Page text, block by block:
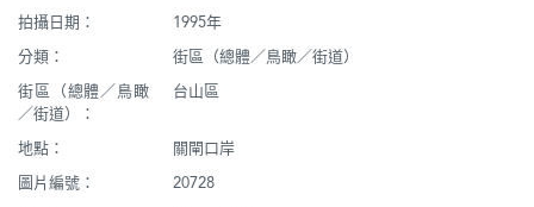
拍攝日期：
1995年
分類：
街區（總體／鳥瞰／街道）
街區（總體／鳥瞰
／街道）：
台山區
地點：
關閘口岸
圖片編號：
20728